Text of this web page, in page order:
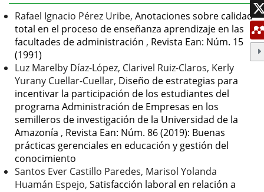
artículo
Rafael Ignacio Pérez Uribe, Anotaciones sobre calidad
total en el proceso de enseñanza aprendizaje en las
facultades de administración , Revista Ean: Núm. 15
(1991)
Luz Marelby Díaz-López, Clarivel Ruiz-Claros, Kerly
Yurany Cuellar-Cuellar, Diseño de estrategias para
incentivar la participación de los estudiantes del
programa Administración de Empresas en los
semilleros de investigación de la Universidad de la
Amazonía , Revista Ean: Núm. 86 (2019): Buenas
prácticas gerenciales en educación y gestión del
conocimiento
Santos Ever Castillo Paredes, Marisol Yolanda
Huamán Espejo, Satisfacción laboral en relación a